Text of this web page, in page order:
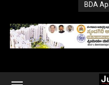
BDA